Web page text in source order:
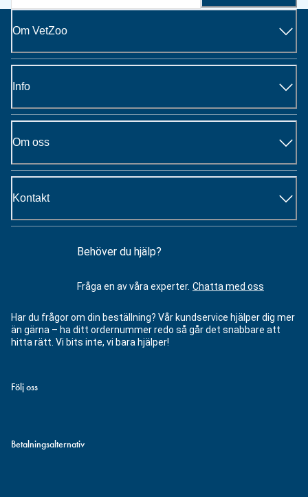
Om VetZoo
Info
Om oss
Kontakt
Behöver du hjälp?
Fråga en av våra experter. Chatta med oss
Har du frågor om din beställning? Vår kundservice hjälper dig mer
än gärna – ha ditt ordernummer redo så går det snabbare att
hitta rätt. Vi bits inte, vi bara hjälper!
Följ oss
Betalningsalternativ